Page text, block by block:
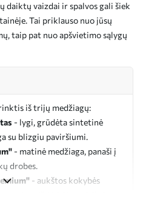
daiktų vaizdai ir spalvos gali šiek
Tai priklauso nuo jūsų
taip pat nuo apšvietimo sąlygų
iš trijų medžiagų:
- lygi, grūdėta sintetinė
su blizgiu paviršiumi.
- matinė medžiaga, panaši į
drobes.
- aukštos kokybės